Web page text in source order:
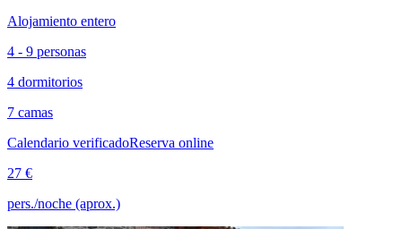
Alojamiento entero
4 - 9 personas
4 dormitorios
7 camas
Calendario verificadoReserva online
27 €
pers./noche (aprox.)